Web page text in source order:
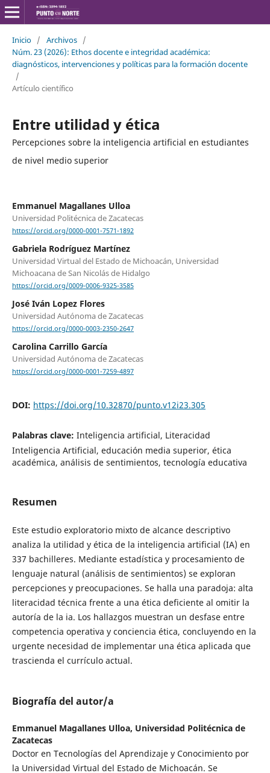
Inicio / Archivos /
Núm. 23 (2026): Ethos docente e integridad académica:
diagnósticos, intervenciones y políticas para la formación docente
/
Artículo científico
Entre utilidad y ética
Percepciones sobre la inteligencia artificial en estudiantes
de nivel medio superior
Emmanuel Magallanes Ulloa
Universidad Politécnica de Zacatecas
https://orcid.org/0000-0001-7571-1892
Gabriela Rodríguez Martínez
Universidad Virtual del Estado de Michoacán, Universidad
Michoacana de San Nicolás de Hidalgo
https://orcid.org/0009-0006-9325-3585
José Iván Lopez Flores
Universidad Autónoma de Zacatecas
https://orcid.org/0000-0003-2350-2647
Carolina Carrillo García
Universidad Autónoma de Zacatecas
https://orcid.org/0000-0001-7259-4897
DOI: https://doi.org/10.32870/punto.v12i23.305
Palabras clave: Inteligencia artificial, Literacidad
Inteligencia Artificial, educación media superior, ética
académica, análisis de sentimientos, tecnología educativa
Resumen
Este estudio exploratorio mixto de alcance descriptivo
analiza la utilidad y ética de la inteligencia artificial (IA) en
337 bachilleres. Mediante estadística y procesamiento de
lenguaje natural (análisis de sentimientos) se exploran
percepciones y preocupaciones. Se halla una paradoja: alta
literacidad técnica frente a una ética deficiente al omitir la
autoría de la ia. Los hallazgos muestran un desfase entre
competencia operativa y conciencia ética, concluyendo en la
urgente necesidad de implementar una ética aplicada que
trascienda el currículo actual.
Biografía del autor/a
Emmanuel Magallanes Ulloa, Universidad Politécnica de
Zacatecas
Doctor en Tecnologías del Aprendizaje y Conocimiento por
la Universidad Virtual del Estado de Michoacán. Se